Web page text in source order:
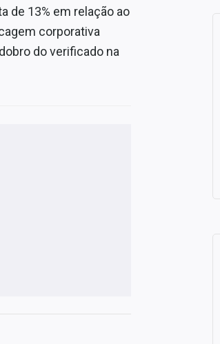
de 13% em relação ao
corporativa
do verificado na